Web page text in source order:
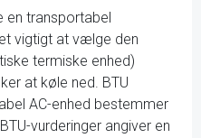
en transportabel
vigtigt at vælge den
termiske enhed)
at køle ned. BTU
AC-enhed bestemmer
vurderinger angiver en